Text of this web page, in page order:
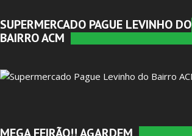
SUPERMERCADO PAGUE LEVINHO DO
BAIRRO ACM